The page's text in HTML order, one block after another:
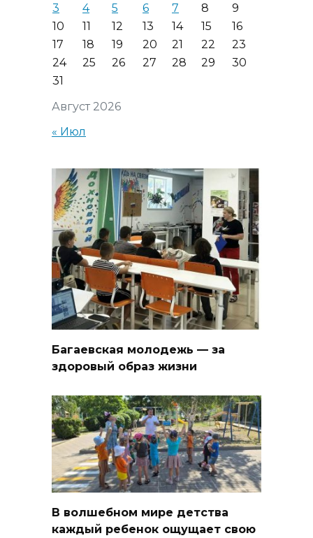
Август 2026
3
4 5 6 7 8
9
10
11 12 13 14 15
16
17
18 19 20 21 22
23
24
25 26 27 28 29
30
31
« Июл
Багаевская молодежь — за
здоровый образ жизни
В волшебном мире детства
каждый ребенок ощущает свою